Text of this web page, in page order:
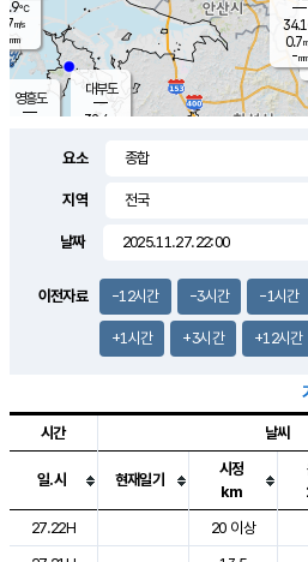
℃
m/s
mm
영흥도
2.2m/s
대부도
32.4
34.1
0.7
-mm
요소
지역
날짜
이전자료 -12시간 -3시간 -1시간
+1시간 +3시간 +12시간
도시별 기상실황표로 지점, 날씨, 기온,
시간 날씨
일.시 현재일기
시정
km
27.22H
20 이상